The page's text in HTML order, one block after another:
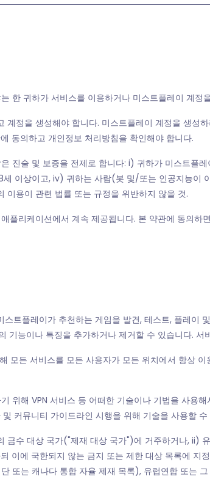
한 귀하가 서비스를 이용하거나 미스트플레이 계
계정을 생성해야 합니다. 미스트플레이 계정을 생
동의하고 개인정보 처리방침을 확인해야 합니다.
진술 및 보증을 전제로 합니다: i) 귀하가 미스트플
이상이고, iv) 귀하는 사람(봇 및/또는 인공지능
용이 관련 법률 또는 규정을 위반하지 않을 것.
플리케이션에서 계속 제공됩니다. 본 약관에 동의
스트플레이가 추천하는 게임을 발견, 테스트, 플레
기능이나 특징을 추가하거나 제거할 수 있습니다.
모든 서비스를 모든 사용자가 모든 위치에서 항상
위해 VPN 서비스 등 어떠한 기술이나 기법을 사용
커뮤니티 가이드라인 시행을 위해 기술을 사용할 수
금수 대상 국가("제재 대상 국가")에 거주하거나, ii)
이에 국한되지 않는 금지 또는 제한 대상 목록에
또는 캐나다 통합 자율 제재 목록), 유럽연합 또는